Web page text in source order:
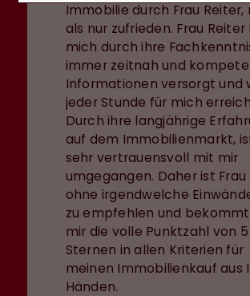
Immobilie durch Frau Reiter,
als nur zufrieden. Frau Reiter
mich durch ihre
immer zeitnah und
Informationen versorgt und
jeder Stunde für mich
Durch ihre langjährige
auf dem Immobilienmarkt,
sehr vertrauensvoll mit mir
umgegangen. Daher ist Frau
ohne irgendwelche
zu empfehlen und
mir die volle Punktzahl von 5
Sternen in allen Kriterien für
meinen Immobilienkauf aus
Händen.